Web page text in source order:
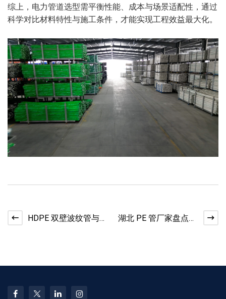
综上，电力管道选型需平衡性能、成本与场景适配性，通过
科学对比材料特性与施工条件，才能实现工程效益最大化。
HDPE 双壁波纹管与克
湖北 PE 管厂家盘点｜